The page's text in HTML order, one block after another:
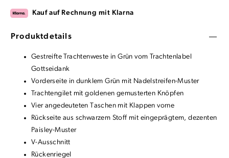
Kauf auf Rechnung mit Klarna
Produktdetails
Gestreifte Trachtenweste in Grün vom Trachtenlabel
Gottseidank
Vorderseite in dunklem Grün mit Nadelstreifen-Muster
Trachtengilet mit goldenen gemusterten Knöpfen
Vier angedeuteten Taschen mit Klappen vorne
Rückseite aus schwarzem Stoff mit eingeprägtem, dezenten
Paisley-Muster
V-Ausschnitt
Rückenriegel